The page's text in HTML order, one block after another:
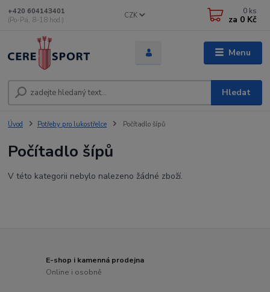
Menu
CZK
Hledat
+420 604143401
(Po-Pá, 8-18 hod.)
0 ks
za 0 Kč
Úvod Potřeby pro lukostřelce Počítadlo šípů
Počítadlo šípů
V této kategorii nebylo nalezeno žádné zboží.
E-shop i kamenná prodejna
Online i osobně